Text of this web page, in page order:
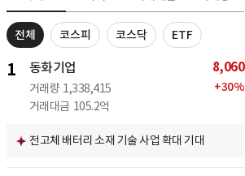
전체 코스피 코스닥 ETF
1 동화기업
거래량 1,338,415
거래대금 105.2억
8,060
+30%
전고체 배터리 소재 기술 사업 확대 기대